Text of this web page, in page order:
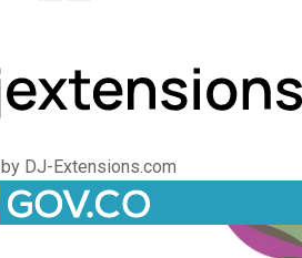
by DJ-Extensions.com